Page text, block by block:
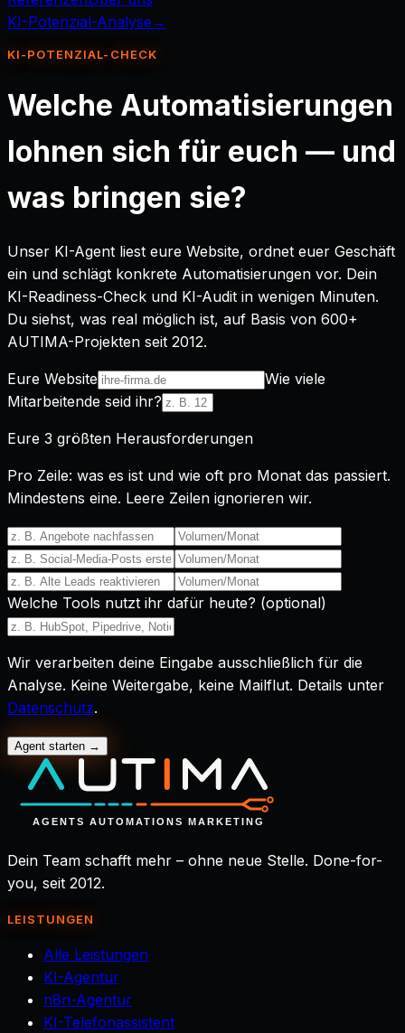
KI-Potenzial-Analyse →
KI-POTENZIAL-CHECK
Welche Automatisierungen
lohnen sich für euch — und
was bringen sie?
Unser KI-Agent liest eure Website, ordnet euer Geschäft
ein und schlägt konkrete Automatisierungen vor. Dein
KI-Readiness-Check und KI-Audit in wenigen Minuten.
Du siehst, was real möglich ist, auf Basis von 600+
AUTIMA-Projekten seit 2012.
Eure Website
Wie viele
Mitarbeitende seid ihr?
Eure 3 größten Herausforderungen
Pro Zeile: was es ist und wie oft pro Monat das passiert.
Mindestens eine. Leere Zeilen ignorieren wir.
Welche Tools nutzt ihr dafür heute? (optional)
Wir verarbeiten deine Eingabe ausschließlich für die
Analyse. Keine Weitergabe, keine Mailflut. Details unter
Datenschutz.
Agent starten →
Dein Team schafft mehr – ohne neue Stelle. Done-for-
you, seit 2012.
LEISTUNGEN
Alle Leistungen
KI-Agentur
n8n-Agentur
KI-Telefonassistent